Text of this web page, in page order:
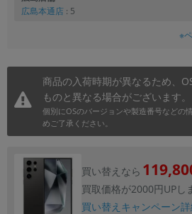
広島本通店 : 5
※
商品の入荷時期が異なるため、
ものと異なる場合がございます。
個別にOSのバージョンや製造番号などの
めご了承ください。
買い替えなら
買取価格が2000円UPし
買い替えキャンペーン